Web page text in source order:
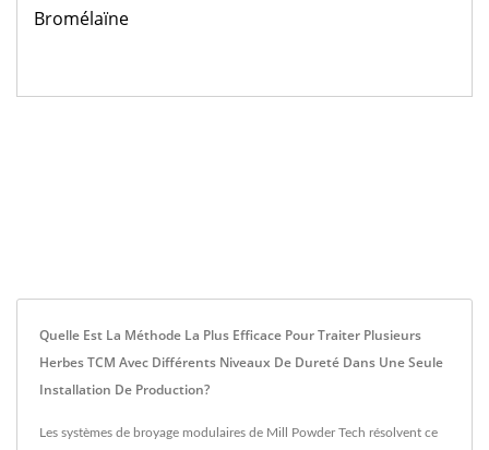
Bromélaïne
Quelle Est La Méthode La Plus Efficace Pour Traiter Plusieurs
Herbes TCM Avec Différents Niveaux De Dureté Dans Une Seule
Installation De Production?
Les systèmes de broyage modulaires de Mill Powder Tech résolvent ce